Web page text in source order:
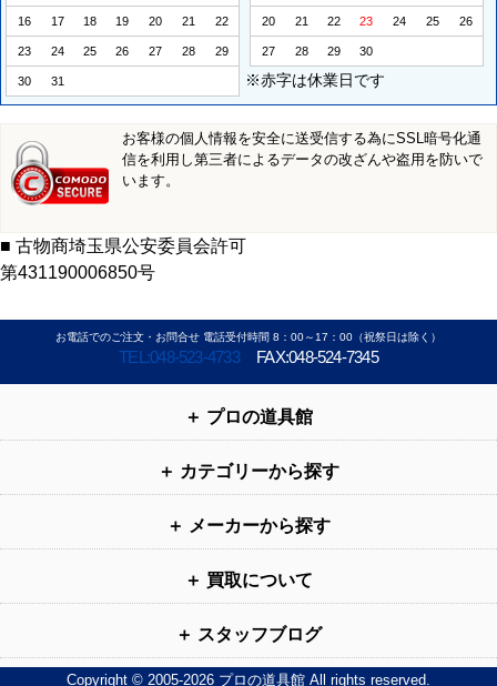
16 17 18 19 20 21 22
23 24 25 26 27 28 29
30 31
20 21 22 23 24 25 26
27 28 29 30
※赤字は休業日です
お客様の個人情報を安全に送受信する為にSSL暗号化通
信を利用し第三者によるデータの改ざんや盗用を防いで
います。
■ 古物商埼玉県公安委員会許可
第431190006850号
お電話でのご注文・お問合せ 電話受付時間 8：00～17：00（祝祭日は除く）
TEL:048-523-4733 FAX:048-524-7345
プロの道具館
カテゴリーから探す
メーカーから探す
買取について
スタッフブログ
Copyright © 2005-2026 プロの道具館 All rights reserved.